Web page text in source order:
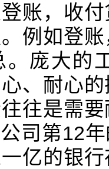
账，收
例如登
。庞大的
、耐心
往是需
司第12
亿的银